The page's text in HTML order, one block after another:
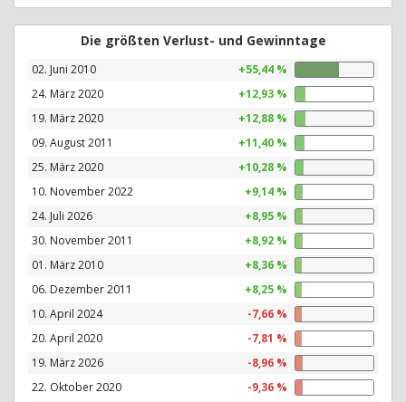
Die größten Verlust- und Gewinntage
02. Juni 2010
+55,44 %
24. März 2020
+12,93 %
19. März 2020
+12,88 %
09. August 2011
+11,40 %
25. März 2020
+10,28 %
10. November 2022
+9,14 %
24. Juli 2026
+8,95 %
30. November 2011
+8,92 %
01. März 2010
+8,36 %
06. Dezember 2011
+8,25 %
10. April 2024
-7,66 %
20. April 2020
-7,81 %
19. März 2026
-8,96 %
22. Oktober 2020
-9,36 %